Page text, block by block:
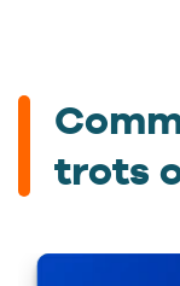
trots